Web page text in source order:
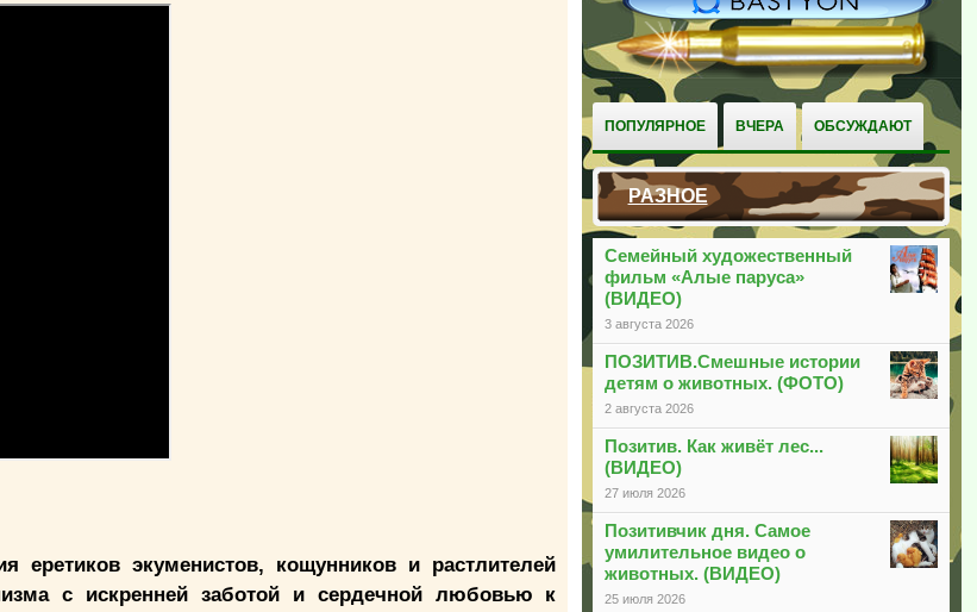
ПОПУЛЯРНОЕ ВЧЕРА ОБСУЖДАЮТ
РАЗНОЕ
Семейный художественный
фильм «Алые паруса»
(ВИДЕО)
3 августа 2026
ПОЗИТИВ.Смешные истории
детям о животных. (ФОТО)
2 августа 2026
Позитив. Как живёт лес...
(ВИДЕО)
27 июля 2026
Позитивчик дня. Самое
умилительное видео о
животных. (ВИДЕО)
25 июля 2026
экуменистов, кощунников и растлителей
с искренней заботой и сердечной любовью к